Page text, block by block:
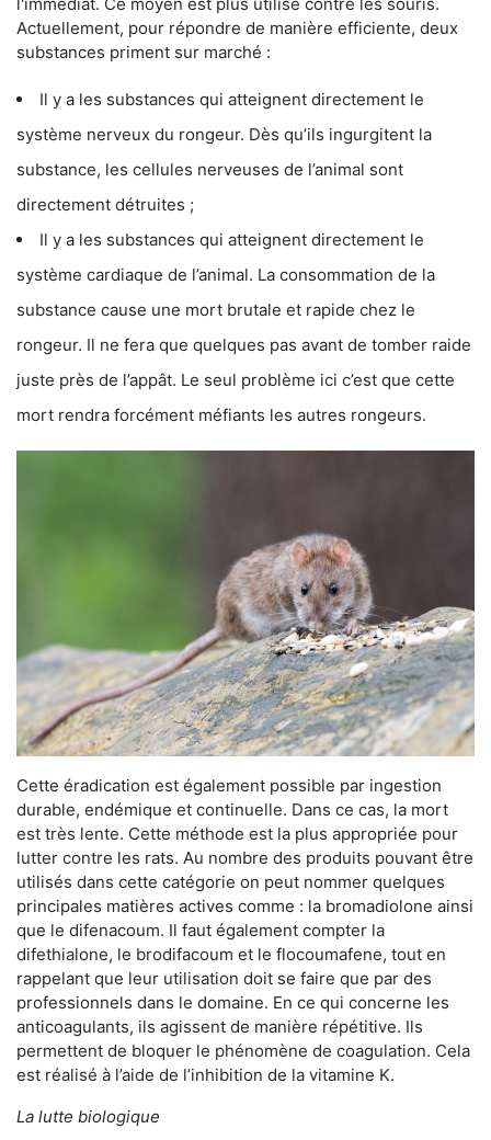
Actuellement, pour répondre de manière efficiente, deux
substances priment sur marché :
Il y a les substances qui atteignent directement le
système nerveux du rongeur. Dès qu’ils ingurgitent la
substance, les cellules nerveuses de l’animal sont
directement détruites ;
Il y a les substances qui atteignent directement le
système cardiaque de l’animal. La consommation de la
substance cause une mort brutale et rapide chez le
rongeur. Il ne fera que quelques pas avant de tomber raide
juste près de l’appât. Le seul problème ici c’est que cette
mort rendra forcément méfiants les autres rongeurs.
Cette éradication est également possible par ingestion
durable, endémique et continuelle. Dans ce cas, la mort
est très lente. Cette méthode est la plus appropriée pour
lutter contre les rats. Au nombre des produits pouvant être
utilisés dans cette catégorie on peut nommer quelques
principales matières actives comme : la bromadiolone ainsi
que le difenacoum. Il faut également compter la
difethialone, le brodifacoum et le flocoumafene, tout en
rappelant que leur utilisation doit se faire que par des
professionnels dans le domaine. En ce qui concerne les
anticoagulants, ils agissent de manière répétitive. Ils
permettent de bloquer le phénomène de coagulation. Cela
est réalisé à l’aide de l’inhibition de la vitamine K.
La lutte biologique